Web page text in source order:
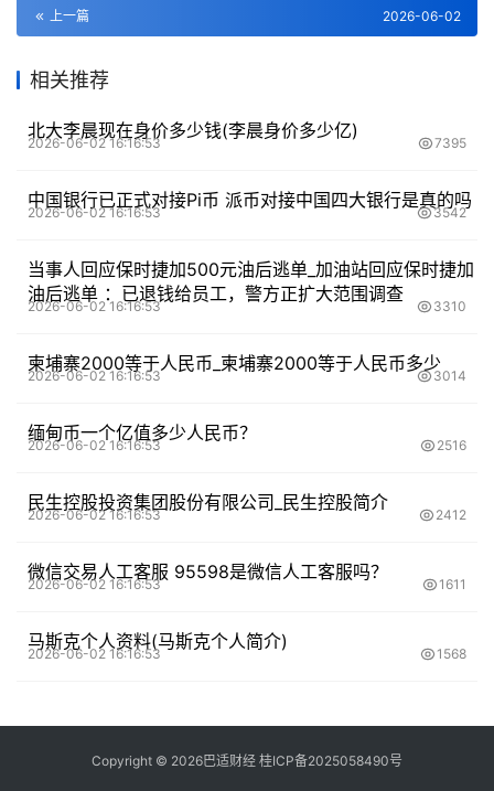
上一篇 2026-06-02
相关推荐
北大李晨现在身价多少钱(李晨身价多少亿)
2026-06-02 16:16:53 7395
中国银行已正式对接Pi币 派币对接中国四大银行是真的吗
2026-06-02 16:16:53 3542
当事人回应保时捷加500元油后逃单_加油站回应保时捷加
油后逃单 ：已退钱给员工，警方正扩大范围调查
2026-06-02 16:16:53 3310
柬埔寨2000等于人民币_柬埔寨2000等于人民币多少
2026-06-02 16:16:53 3014
缅甸币一个亿值多少人民币？
2026-06-02 16:16:53 2516
民生控股投资集团股份有限公司_民生控股简介
2026-06-02 16:16:53 2412
微信交易人工客服 95598是微信人工客服吗？
2026-06-02 16:16:53 1611
马斯克个人资料(马斯克个人简介)
2026-06-02 16:16:53 1568
Copyright © 2026巴适财经 桂ICP备2025058490号